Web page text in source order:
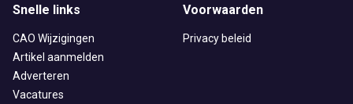
Snelle links
CAO Wijzigingen
Artikel aanmelden
Adverteren
Vacatures
Voorwaarden
Privacy beleid